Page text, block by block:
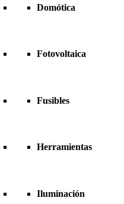
Domótica
Fotovoltaica
Fusibles
Herramientas
Iluminación